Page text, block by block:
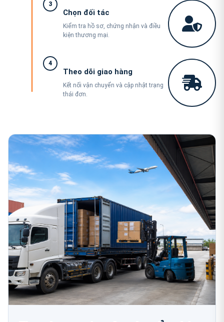
3
Chọn đối tác
Kiểm tra hồ sơ, chứng nhận và điều
kiện thương mại.
4
Theo dõi giao hàng
Kết nối vận chuyển và cập nhật trạng
thái đơn.